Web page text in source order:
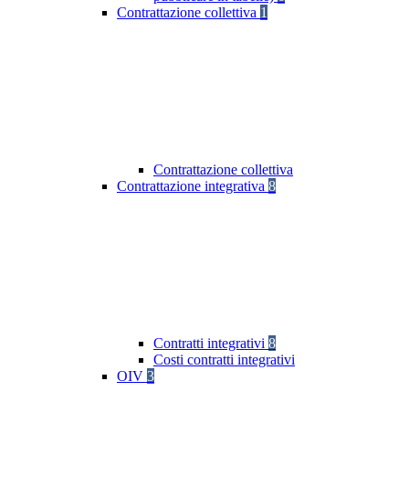
Contrattazione collettiva 1
Contrattazione collettiva
Contrattazione integrativa 8
Contratti integrativi 8
Costi contratti integrativi
OIV 3